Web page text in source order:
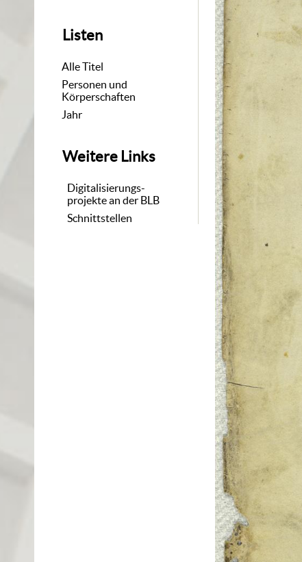
Listen
Alle Titel
Personen und
Körperschaften
Jahr
Weitere Links
Digitalisierungs-
projekte an der BLB
Schnittstellen